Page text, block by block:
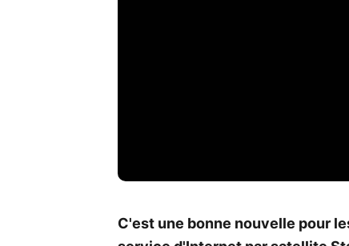
C'est une bonne nouvelle pour